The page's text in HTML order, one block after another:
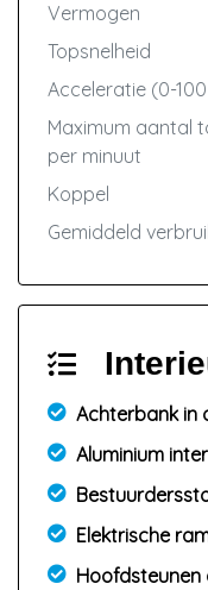
Vermogen
Topsnelheid
Acceleratie (0-
Maximum aantal
per minuut
Koppel
Gemiddeld
Achterbank in
Aluminium
Elektrische
Hoofdsteunen